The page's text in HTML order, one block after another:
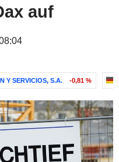
auf
Y SERVICIOS, S.A. -0,81 %